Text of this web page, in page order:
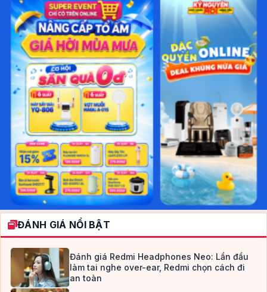
ĐÁNH GIÁ NỔI BẬT
Đánh giá Redmi Headphones Neo: Lần đầu
làm tai nghe over-ear, Redmi chọn cách đi
an toàn